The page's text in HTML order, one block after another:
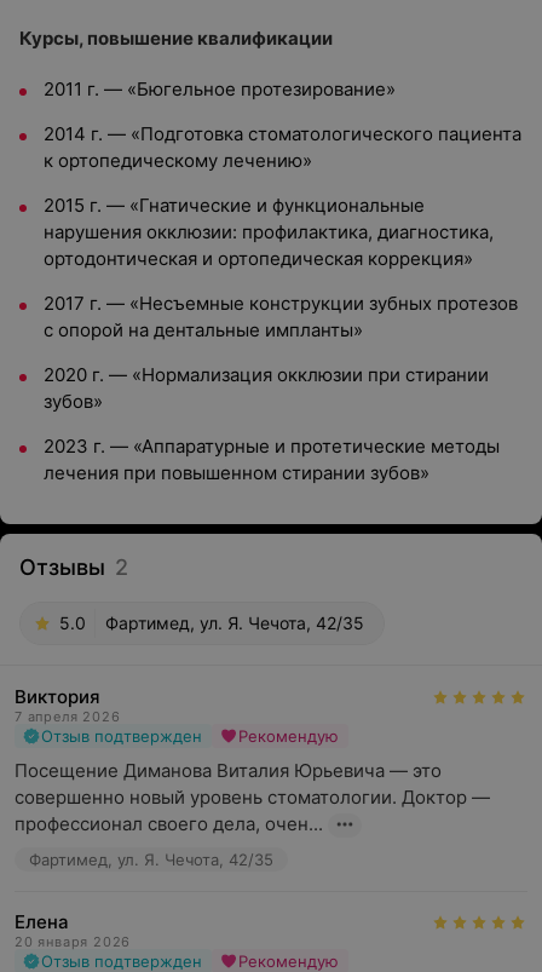
Курсы, повышение квалификации
2011 г. — «Бюгельное протезирование»
2014 г. — «Подготовка стоматологического пациента
к ортопедическому лечению»
2015 г. — «Гнатические и функциональные
нарушения окклюзии: профилактика, диагностика,
ортодонтическая и ортопедическая коррекция»
2017 г. — «Несъемные конструкции зубных протезов
с опорой на дентальные импланты»
2020 г. — «Нормализация окклюзии при стирании
зубов»
2023 г. — «Аппаратурные и протетические методы
лечения при повышенном стирании зубов»
Отзывы 2
5.0 Фартимед, ул. Я. Чечота, 42/35
Виктория
7 апреля 2026
Отзыв подтвержден Рекомендую
Посещение Диманова Виталия Юрьевича — это
совершенно новый уровень стоматологии. Доктор —
профессионал своего дела, очен...
Фартимед, ул. Я. Чечота, 42/35
Елена
20 января 2026
Отзыв подтвержден Рекомендую